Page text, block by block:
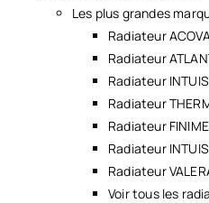
Les plus grandes
Radiateur ACOVA
Radiateur
Radiateur INTUIS
Radiateur
Radiateur
Radiateur
Radiateur
Voir tous les